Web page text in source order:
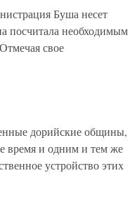
Буша несет
посчитала необходимым
свое
дорийские общины,
время и одним и тем же
устройство этих